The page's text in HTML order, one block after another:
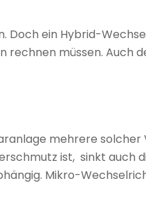
Doch ein Hybrid-
rechnen müssen. Auch
mehrere
ist, sinkt auch
Mikro-